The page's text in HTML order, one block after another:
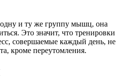
и ту же группу мышц, она
Это значит, что тренировки
совершаемые каждый день, не
кроме переутомления.